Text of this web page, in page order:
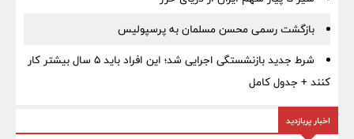
بازگشت رسمی محسن مسلمان به پرسپولیس
شرط جدید بازنشستگی اجرایی شد؛ این افراد باید ۵ سال بیشتر کار
کنند + جدول کامل
اخبار پربازدید